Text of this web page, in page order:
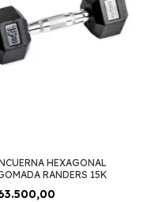
HEXAGONAL
RANDERS 15K